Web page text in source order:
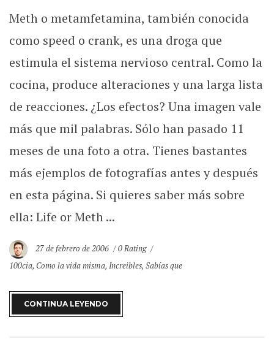
Meth o metamfetamina, también conocida
como speed o crank, es una droga que
estimula el sistema nervioso central. Como la
cocina, produce alteraciones y una larga lista
de reacciones. ¿Los efectos? Una imagen vale
más que mil palabras. Sólo han pasado 11
meses de una foto a otra. Tienes bastantes
más ejemplos de fotografías antes y después
en esta página. Si quieres saber más sobre
ella: Life or Meth ...
27 de febrero de 2006
0 Rating
100cia, Como la vida misma,Increibles,Sabías que
CONTINUA LEYENDO